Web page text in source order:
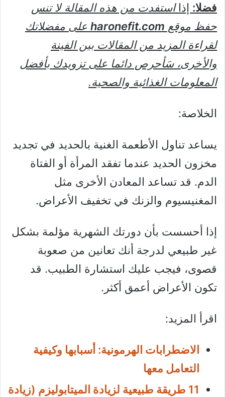
فضلا: إذااستفدت من هذه المقالة لا تنس
حفظ موقع haronefit.com على مفضلاتك
لقراءة المزيد من المقالات بين الفينة
والأخرى، سَأحرص دائما على تزويدك بأفضل
المعلومات الغذائية والصحية.
الخلاصة:
يساعد تناول الأطعمة الغنية بالحديد في تجديد
مخزون الحديد عندما تفقد المرأة أو الفتاة
الدم. قد تساعد المعادن الأخرى مثل
المغنيسيوم والزنك في تخفيف الأعراض.
إذا أحسست بأن دورتك الشهرية مؤلمة بشكل
غير طبيعي لدرجة أنك تعانين من صعوبة
قصوى، فيجب عليك استشارة الطبيب. قد
تكون الأعراض أعمق أكثر.
اقرأ المزيد:
الاضطرابات الهرمونية: أسبابها وكيفية
التعامل معها
11 طريقة طبيعية لزيادة الميتابوليزم (زيادة